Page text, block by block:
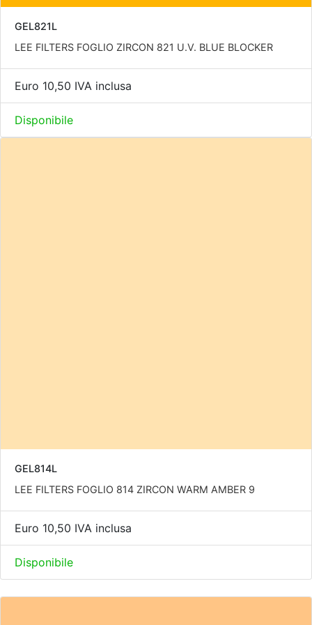
GEL821L
LEE FILTERS FOGLIO ZIRCON 821 U.V. BLUE BLOCKER
Euro 10,50 IVA inclusa
Disponibile
GEL814L
LEE FILTERS FOGLIO 814 ZIRCON WARM AMBER 9
Euro 10,50 IVA inclusa
Disponibile